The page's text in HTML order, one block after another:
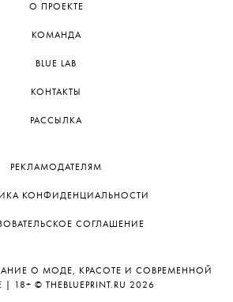
О ПРОЕКТЕ
КОМАНДА
BLUE LAB
КОНТАКТЫ
РАССЫЛКА
РЕКЛАМОДАТЕЛЯМ
КОНФИДЕНЦИАЛЬНОСТИ
СОГЛАШЕНИЕ
О МОДЕ, КРАСОТЕ И СОВРЕМЕННОЙ
| 18+ © THEBLUEPRINT.RU 2026